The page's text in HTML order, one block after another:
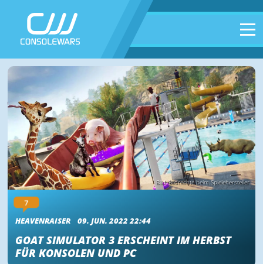
Bild: Bildrechte beim Spielehersteller
7
HEAVENRAISER 09. JUN. 2022 22:44
GOAT SIMULATOR 3 ERSCHEINT IM HERBST
FÜR KONSOLEN UND PC